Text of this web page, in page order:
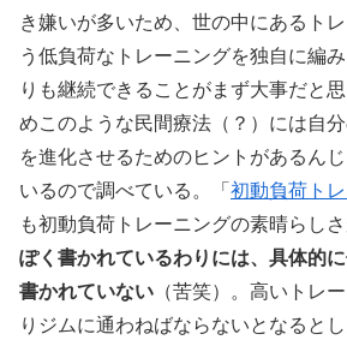
き嫌いが多いため、世の中にあるト
う低負荷なトレーニングを独自に編
りも継続できることがまず大事だと
めこのような民間療法（？）には自
を進化させるためのヒントがあるん
いるので調べている。「 初動負荷ト
も初動負荷トレーニングの素晴らしさ
ぽく書かれているわりには、具体的
書かれていない （苦笑）。高いトレ
りジムに通わねばならないとなると